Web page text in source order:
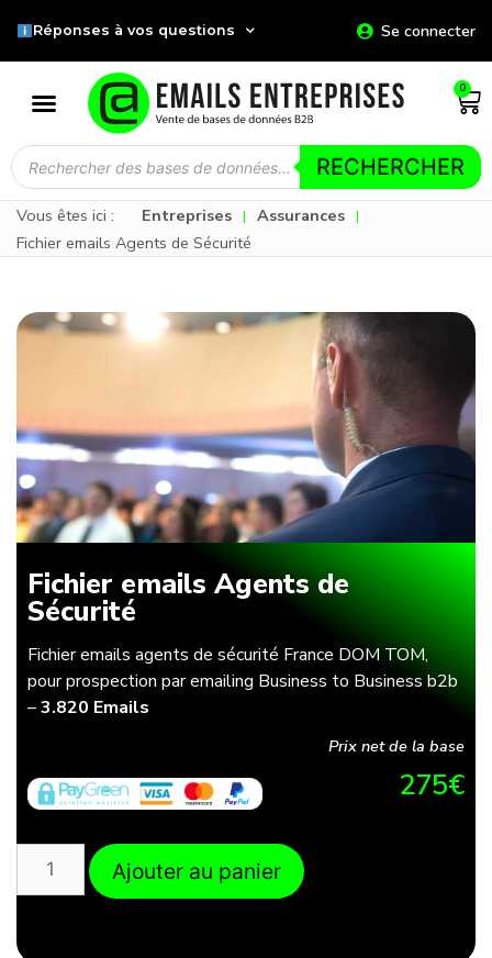
Réponses à vos questions Se connecter
0
RECHERCHER
Vous êtes ici : Entreprises | Assurances |
Fichier emails Agents de Sécurité
Fichier emails Agents de
Sécurité
Fichier emails agents de sécurité France DOM TOM,
pour prospection par emailing Business to Business b2b
–3.820 Emails
Prix net de la base
275€
Ajouter au panier